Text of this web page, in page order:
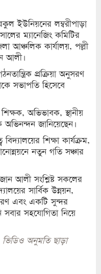
ইউনিয়নের লম্বরীপাড়া
ম্যানেজিং কমিটির
আঞ্চলিক কার্যালয়, পল্লী
আলী।
প্রক্রিয়া অনুসরণ
সভাপতি হিসেবে
অভিভাবক, স্থানীয়
অভিনন্দন জানিয়েছেন।
শিক্ষা কার্যক্রম,
নতুন গতি সঞ্চার
আলী সংশ্লিষ্ট সকলের
সার্বিক উন্নয়ন,
এবং একটি সুন্দর
সবার সহযোগিতা নিয়ে
অনুমতি ছাড়া